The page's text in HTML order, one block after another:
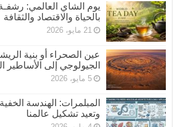
يوم الشاي العالمي:
بالحياة والاقتصاد والثقافة
21 مايو، 2026
عين الصحراء أو بنية
الجيولوجي إلى الأساطير
5 مايو، 2026
المبلمرات: الهندسة
وتعيد تشكيل عالمنا